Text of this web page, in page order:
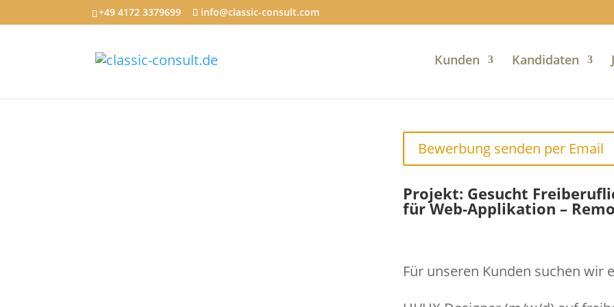
+49 4172 3379699‬ info@classic-consult.com
Kunden Kandidaten
Bewerbung senden per Email
Projekt: Gesucht
für Web-Applikation –
Für unseren Kunden suchen wir